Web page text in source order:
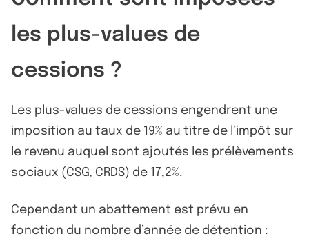
les plus-values de
cessions ?
Les plus-values de cessions engendrent une
imposition au taux de 19% au titre de l’impôt sur
le revenu auquel sont ajoutés les prélèvements
sociaux (CSG, CRDS) de 17,2%.
Cependant un abattement est prévu en
fonction du nombre d’année de détention :